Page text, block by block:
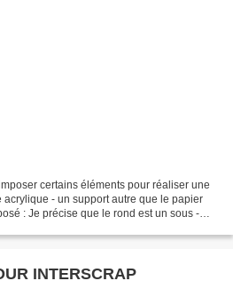
certains éléments pour réaliser une
- un support autre que le papier
: Je précise que le rond est un sous -
INTERSCRAP